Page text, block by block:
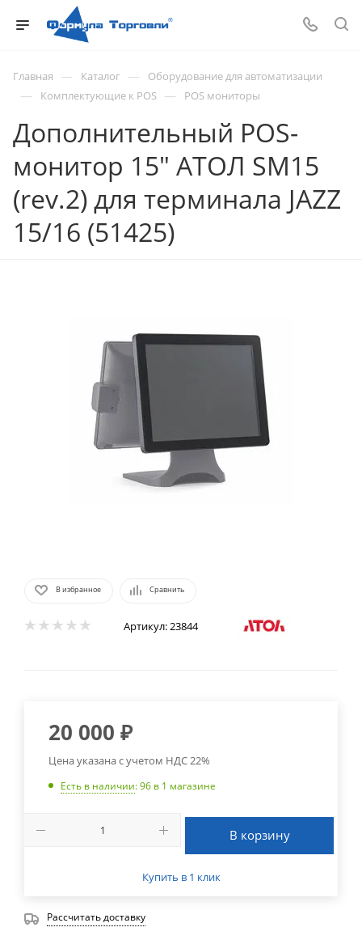
Главная — Каталог — Оборудование для автоматизации
— Комплектующие к POS — POS мониторы
Дополнительный POS-
монитор 15" АТОЛ SM15
(rev.2) для терминала JAZZ
15/16 (51425)
В избранное Сравнить
Артикул:23844
20 000 ₽
Цена указана с учетом НДС 22%
Есть в наличии: 96 в 1 магазине
В корзину
Купить в 1 клик
Рассчитать доставку